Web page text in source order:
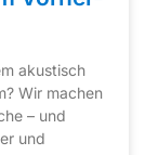
akustisch
Wir machen
– und
und